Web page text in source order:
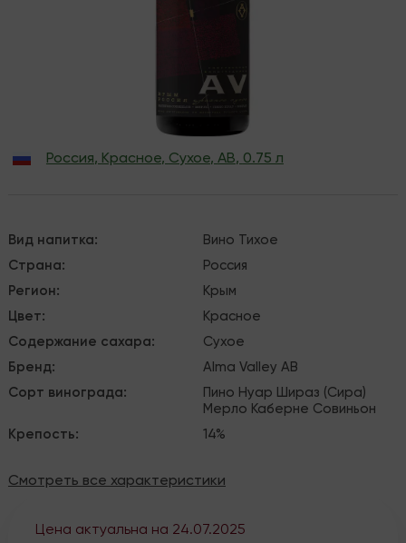
Россия, Красное, Сухое, АВ, 0.75 л
Вид напитка: Вино Тихое
Страна:
Россия
Регион:
Крым
Цвет:
Красное
Содержание сахара:
Сухое
Бренд: Alma Valley АВ
Сорт винограда: Пино Нуар Шираз (Сира)
Мерло Каберне Совиньон
Крепость: 14%
Смотреть все характеристики
Цена актуальна на 24.07.2025